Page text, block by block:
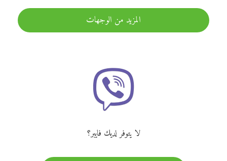
المزيد من الوجهات
لا يتوفر لديك فايبر؟